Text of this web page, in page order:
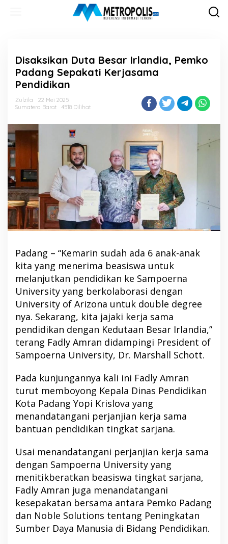
Disaksikan Duta Besar Irlandia, Pemko
Padang Sepakati Kerjasama
Pendidikan
Zulzila
22 Mei 2025
Sumatera Barat
4518 Dilihat
Padang – “Kemarin sudah ada 6 anak-anak
kita yang menerima beasiswa untuk
melanjutkan pendidikan ke Sampoerna
University yang berkolaborasi dengan
University of Arizona untuk double degree
nya. Sekarang, kita jajaki kerja sama
pendidikan dengan Kedutaan Besar Irlandia,”
terang Fadly Amran didampingi President of
Sampoerna University, Dr. Marshall Schott.
Pada kunjungannya kali ini Fadly Amran
turut memboyong Kepala Dinas Pendidikan
Kota Padang Yopi Krislova yang
menandatangani perjanjian kerja sama
bantuan pendidikan tingkat sarjana.
Usai menandatangani perjanjian kerja sama
dengan Sampoerna University yang
menitikberatkan beasiswa tingkat sarjana,
Fadly Amran juga menandatangani
kesepakatan bersama antara Pemko Padang
dan Noble Solutions tentang Peningkatan
Sumber Daya Manusia di Bidang Pendidikan.